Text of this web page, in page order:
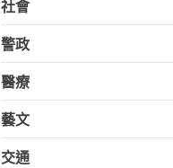
社會
警政
醫療
藝文
交通